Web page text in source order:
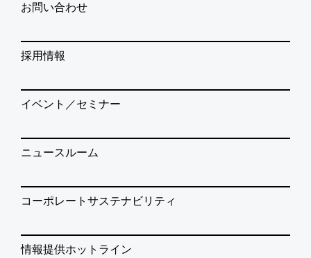
お問い合わせ
採用情報
イベント／セミナー
ニュースルーム
コーポレートサステナビリティ
情報提供ホットライン